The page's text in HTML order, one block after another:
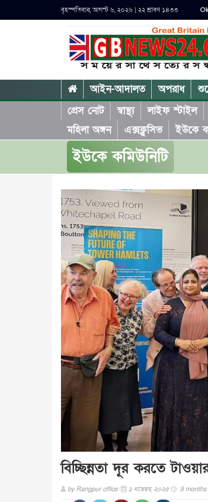
বৃহস্পতিবার, আগস্ট ৬, ২০২৬ | ২২ শ্রাবণ ১৪৩৩
আইন-আদালত অপরাধ
প্রেস নোট
স্বাস্থ্য লাইফ স্টাইল
মহিলা অঙ্গন
এক্সক্লুসিভ ইউকে
ইউকে কমিউনিটি
বিচ্ছিন্নতা দূর করতে
byRangpur office ১ নভেম্বর, ২০২৫ 9 months